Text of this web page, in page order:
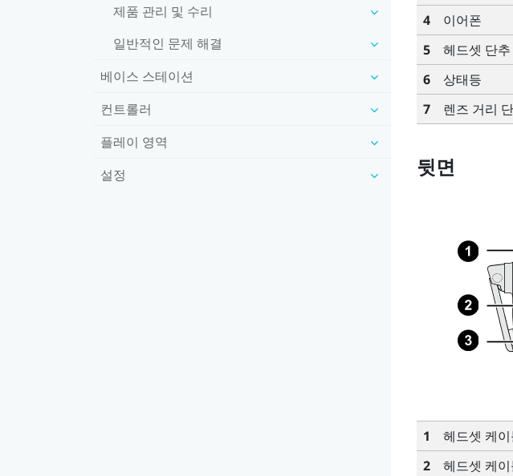
제품 관리 및 수리
일반적인 문제 해결
베이스 스테이션
컨트롤러
플레이 영역
설정
4
이어폰
5
헤드셋 단추
6
상태등
7
렌즈 거리
뒷면
1
헤드셋 케
2
헤드셋 케